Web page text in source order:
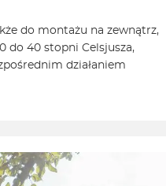
do montażu na zewnątrz,
do 40 stopni Celsjusza,
działaniem